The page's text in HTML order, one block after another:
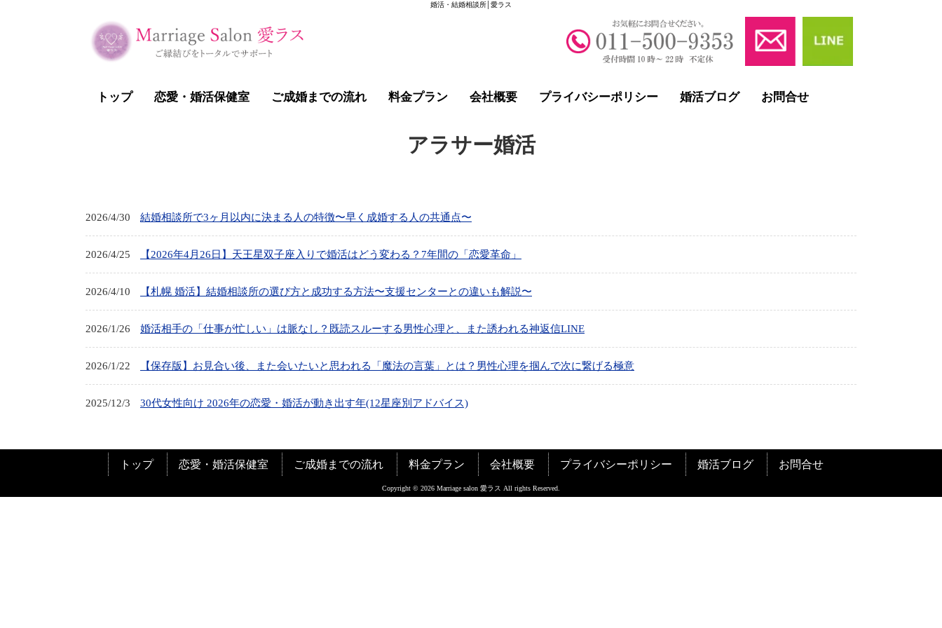
婚活・結婚相談所│愛ラス
トップ 恋愛・婚活保健室 ご成婚までの流れ 料金プラン 会社概要 プライバシーポリシー 婚活ブログ お問合せ
アラサー婚活
2026/4/30 結婚相談所で3ヶ月以内に決まる人の特徴〜早く成婚する人の共通点〜
2026/4/25 【2026年4月26日】天王星双子座入りで婚活はどう変わる？7年間の「恋愛革命」
2026/4/10 【札幌 婚活】結婚相談所の選び方と成功する方法〜支援センターとの違いも解説〜
2026/1/26 婚活相手の「仕事が忙しい」は脈なし？既読スルーする男性心理と、また誘われる神返信LINE
2026/1/22 【保存版】お見合い後、また会いたいと思われる「魔法の言葉」とは？男性心理を掴んで次に繋げる極意
2025/12/3 30代女性向け 2026年の恋愛・婚活が動き出す年(12星座別アドバイス)
トップ 恋愛・婚活保健室 ご成婚までの流れ 料金プラン 会社概要 プライバシーポリシー 婚活ブログ お問合せ
Copyright © 2026 Marriage salon 愛ラス All rights Reserved.